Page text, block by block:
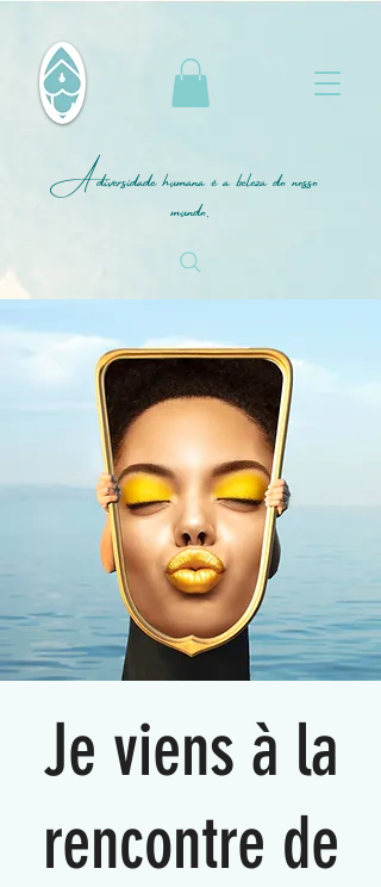
A diversidade humana é a beleza do nosso
mundo.
Je viens à la
rencontre de